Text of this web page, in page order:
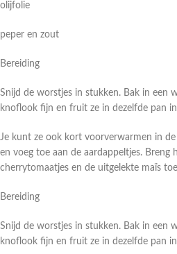
olijfolie
peper en zout
Bereiding
Snijd de worstjes in stukken. Bak in een
knoflook fijn en fruit ze in dezelfde pan
Je kunt ze ook kort voorverwarmen in
en voeg toe aan de aardappeltjes.
cherrytomaatjes en de uitgelekte maïs
Bereiding
Snijd de worstjes in stukken. Bak in een
knoflook fijn en fruit ze in dezelfde pan